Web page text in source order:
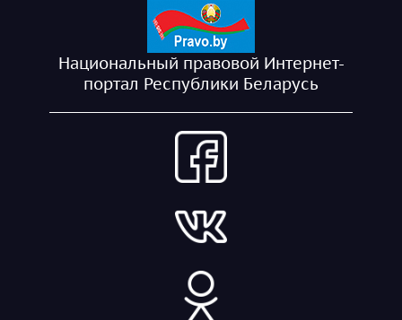
Национальный правовой Интернет-
портал Республики Беларусь